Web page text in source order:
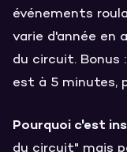
événements
varie d'année en
du circuit. Bonus
est à 5 minutes,
Pourquoi c'est
du circuit" mais